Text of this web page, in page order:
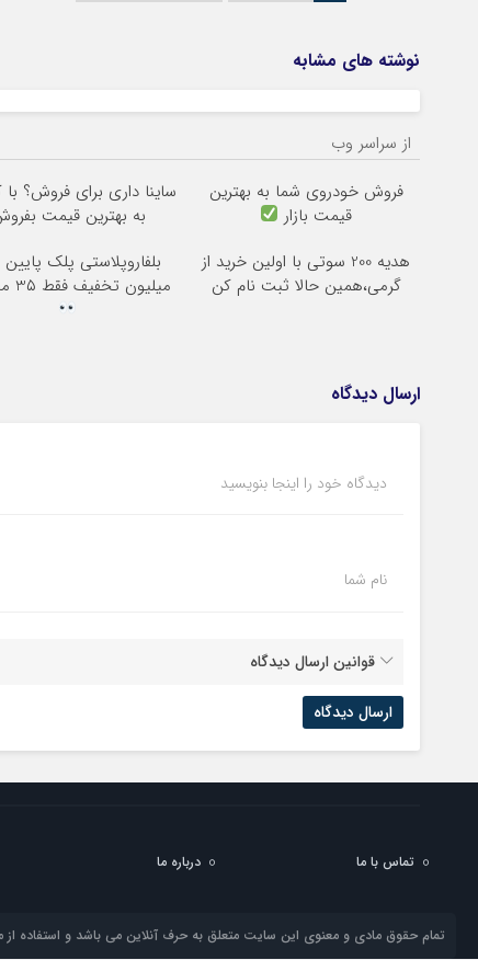
نوشته های مشابه
از سراسر وب
فروش خودروی شما به بهترین
قیمت بازار
ساینا داری برای فروش؟ با
به بهترین قیمت
هدیه 200 سوتی با اولین خرید از
گرمی،همین حالا ثبت نام کن
میلیون تخفیف فقط 3۵ میلیون
ارسال دیدگاه
دیدگاه خود را اینجا بنویسید
نام شما
قوانین ارسال دیدگاه
تماس با ما درباره ما
تمام حقوق مادی و معنوی این سایت متعلق به حرف آنلاین می باشد و استفاده از